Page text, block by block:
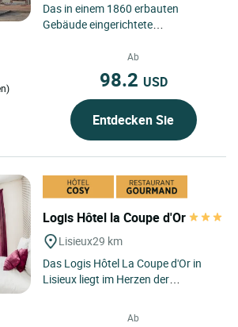
Das in einem 1860 erbauten
Gebäude eingerichtete
Gasthaus empfängt seine Gäste
seit 1994....
Ab
98.2 USD
Entdecken Sie
Logis Hôtel la Coupe d'Or
Lisieux29 km
Das Logis Hôtel La Coupe d'Or in
Lisieux liegt im Herzen der
Normandie. Das Hotel liegt...
Ab